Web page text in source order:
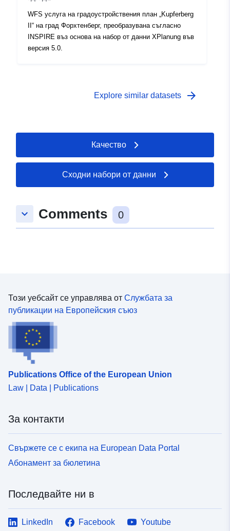
WFS услуга на градоустройствения план „Kupferberg
II“ на град Форхтенберг, преобразувана съгласно
INSPIRE въз основа на набор от данни XPlanung във
версия 5.0.
Explore similar datasets arrow_forward
Качество
Сходни набори от данни
keyboard_arrow_down Comments 0
Този уебсайт се управлява от Службата за
публикации на Европейския съюз
Publications Office of the European Union
Law | Data | Publications
За контакти
Свържете се с екипа на European Data Portal
Абонамент за бюлетина
Последвайте ни в
LinkedIn Facebook
Youtube